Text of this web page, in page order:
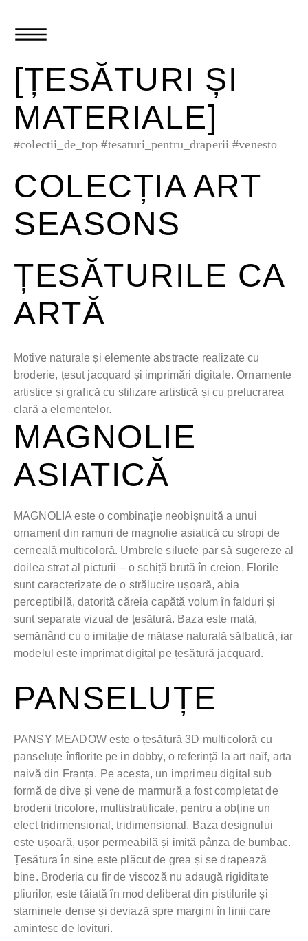
[ȚESĂTURI ȘI
MATERIALE]
#colectii_de_top #tesaturi_pentru_draperii #venesto
COLECȚIA ART
SEASONS
ȚESĂTURILE CA
ARTĂ
Motive naturale și elemente abstracte realizate cu
broderie, țesut jacquard și imprimări digitale. Ornamente
artistice și grafică cu stilizare artistică și cu prelucrarea
clară a elementelor.
MAGNOLIE
ASIATICĂ
MAGNOLIA este o combinație neobișnuită a unui
ornament din ramuri de magnolie asiatică cu stropi de
cerneală multicoloră. Umbrele siluete par să sugereze al
doilea strat al picturii – o schiță brută în creion. Florile
sunt caracterizate de o strălucire ușoară, abia
perceptibilă, datorită căreia capătă volum în falduri și
sunt separate vizual de țesătură. Baza este mată,
semănând cu o imitație de mătase naturală sălbatică, iar
modelul este imprimat digital pe țesătură jacquard.
PANSELUȚE
PANSY MEADOW este o țesătură 3D multicoloră cu
panseluțe înflorite pe in dobby, o referință la art naïf, arta
naivă din Franța. Pe acesta, un imprimeu digital sub
formă de dive și vene de marmură a fost completat de
broderii tricolore, multistratificate, pentru a obține un
efect tridimensional, tridimensional. Baza designului
este ușoară, ușor permeabilă și imită pânza de bumbac.
Țesătura în sine este plăcut de grea și se drapează
bine. Broderia cu fir de viscoză nu adaugă rigiditate
pliurilor, este tăiată în mod deliberat din pistilurile și
staminele dense și deviază spre margini în linii care
amintesc de lovituri.